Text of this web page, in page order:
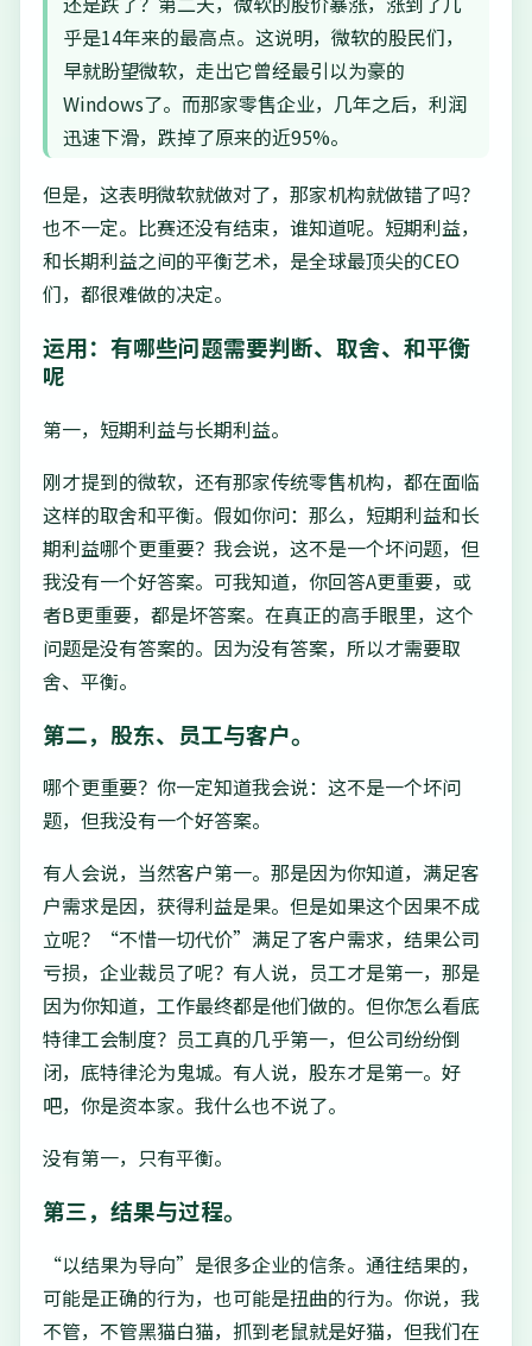
乎是14年来的最高点。这说明，微软的股民们，
早就盼望微软，走出它曾经最引以为豪的
Windows了。而那家零售企业，几年之后，利润
迅速下滑，跌掉了原来的近95%。
但是，这表明微软就做对了，那家机构就做错了吗？
也不一定。比赛还没有结束，谁知道呢。短期利益，
和长期利益之间的平衡艺术，是全球最顶尖的CEO
们，都很难做的决定。
运用：有哪些问题需要判断、取舍、和平衡
呢
第一，短期利益与长期利益。
刚才提到的微软，还有那家传统零售机构，都在面临
这样的取舍和平衡。假如你问：那么，短期利益和长
期利益哪个更重要？我会说，这不是一个坏问题，但
我没有一个好答案。可我知道，你回答A更重要，或
者B更重要，都是坏答案。在真正的高手眼里，这个
问题是没有答案的。因为没有答案，所以才需要取
舍、平衡。
第二，股东、员工与客户。
哪个更重要？你一定知道我会说：这不是一个坏问
题，但我没有一个好答案。
有人会说，当然客户第一。那是因为你知道，满足客
户需求是因，获得利益是果。但是如果这个因果不成
立呢？“不惜一切代价”满足了客户需求，结果公司
亏损，企业裁员了呢？有人说，员工才是第一，那是
因为你知道，工作最终都是他们做的。但你怎么看底
特律工会制度？员工真的几乎第一，但公司纷纷倒
闭，底特律沦为鬼城。有人说，股东才是第一。好
吧，你是资本家。我什么也不说了。
没有第一，只有平衡。
第三，结果与过程。
“以结果为导向”是很多企业的信条。通往结果的，
可能是正确的行为，也可能是扭曲的行为。你说，我
不管，不管黑猫白猫，抓到老鼠就是好猫，但我们在